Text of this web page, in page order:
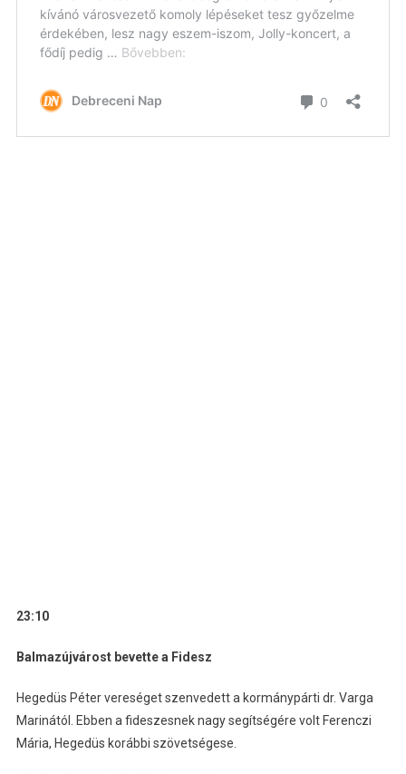
23:10
Balmazújvárost bevette a Fidesz
Hegedüs Péter vereséget szenvedett a kormánypárti dr. Varga
Marinától. Ebben a fideszesnek nagy segítségére volt Ferenczi
Mária, Hegedüs korábbi szövetségese.